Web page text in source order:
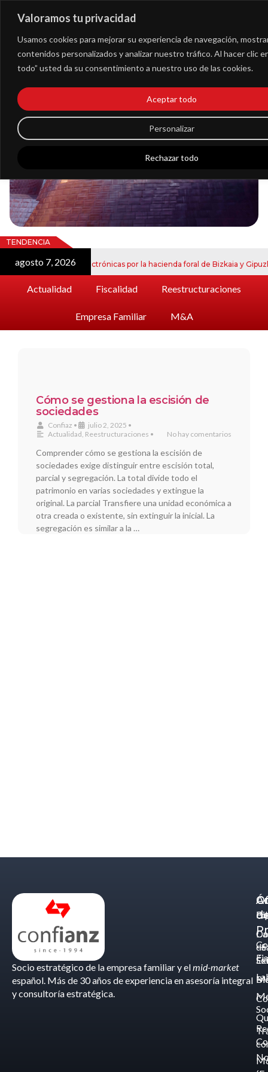
Valoramos tu privacidad
Usamos cookies para mejorar su experiencia de navegación,
contenidos personalizados y analizar nuestro tráfico. Al hacer clic
todo” usted da su consentimiento a nuestro uso de las cookies.
Personalizar
Rechazar todo
Aceptar todo
Blog
Noticias
TENDENCIA
agosto 7, 2026
de notificaciones electrónicas por la hacienda foral de Bizkaia y Gipuzkoa
Actualidad Fiscalidad Reestructuraciones
Empresa Familiar M&A
Cómo se gestiona la escisión de
sociedades
Confiaz • julio 2, 2025 •
Actualidad, Reestructuraciones • No hay comentarios
Comprender cómo se gestiona la escisión de
sociedades exige distinguir entre escisión total,
parcial y segregación. La total divide todo el
patrimonio en varias sociedades y extingue la
original. La parcial Transfiere una unidad económica a
otra creada o existente, sin extinguir la inicial. La
segregación es similar a la …
Socio estratégico de la empresa familiar y elmid-market
español. Más de 30 años de experiencia en asesoría integral
y consultoría estratégica.
de
-